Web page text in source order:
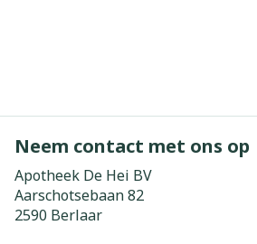
Neem contact met ons op
Apotheek De Hei BV
Aarschotsebaan 82
2590 Berlaar